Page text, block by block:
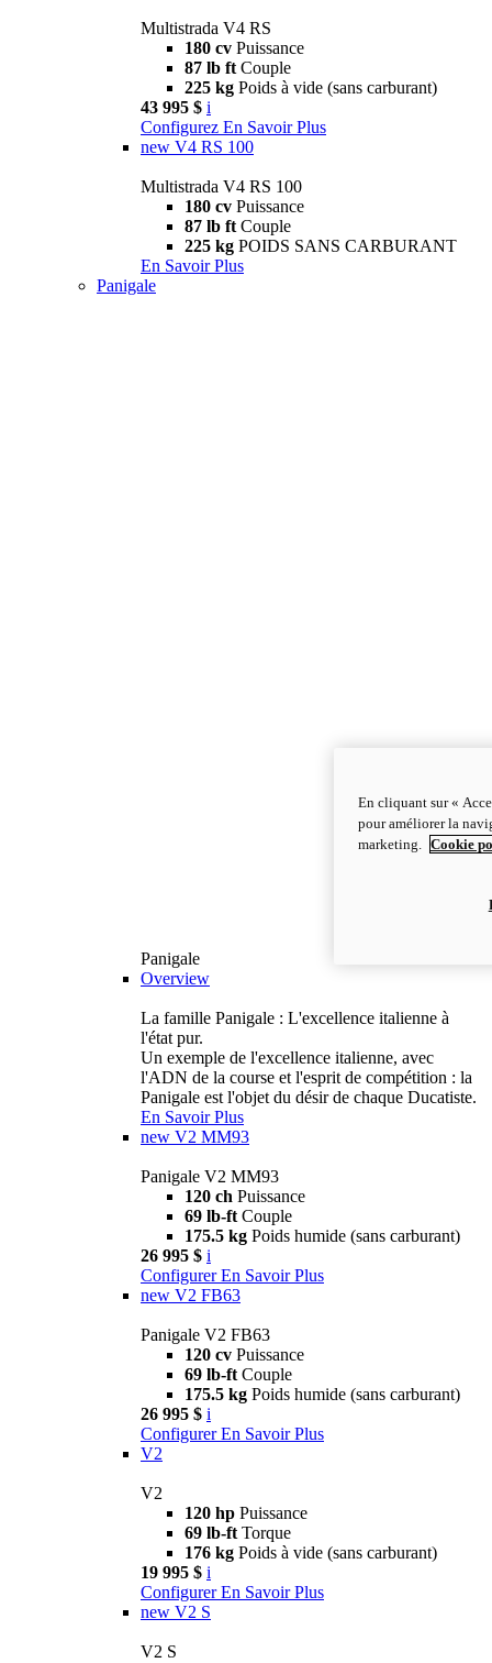
Multistrada V4 RS
180 cv Puissance
87 lb ft Couple
225 kg Poids à vide (sans carburant)
43 995 $ i
Configurez En Savoir Plus
new V4 RS 100
Multistrada V4 RS 100
180 cv Puissance
87 lb ft Couple
225 kg POIDS SANS CARBURANT
En Savoir Plus
Panigale
Panigale
Overview
La famille Panigale : L'excellence italienne à
l'état pur.
Un exemple de l'excellence italienne, avec
l'ADN de la course et l'esprit de compétition : la
Panigale est l'objet du désir de chaque Ducatiste.
En Savoir Plus
new V2 MM93
Panigale V2 MM93
120 ch Puissance
69 lb-ft Couple
175.5 kg Poids humide (sans carburant)
26 995 $ i
Configurer En Savoir Plus
new V2 FB63
Panigale V2 FB63
120 cv Puissance
69 lb-ft Couple
175.5 kg Poids humide (sans carburant)
26 995 $ i
Configurer En Savoir Plus
V2
V2
120 hp Puissance
69 lb-ft Torque
176 kg Poids à vide (sans carburant)
19 995 $ i
Configurer En Savoir Plus
new V2 S
V2 S
En cliquant sur «
pour améliorer la
marketing.
Cookie